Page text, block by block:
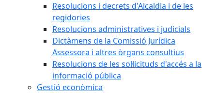
Resolucions i decrets d'Alcaldia i de les
regidories
Resolucions administratives i judicials
Dictàmens de la Comissió Jurídica
Assessora i altres òrgans consultius
Resolucions de les sol·licituds d'accés a la
informació pública
Gestió econòmica